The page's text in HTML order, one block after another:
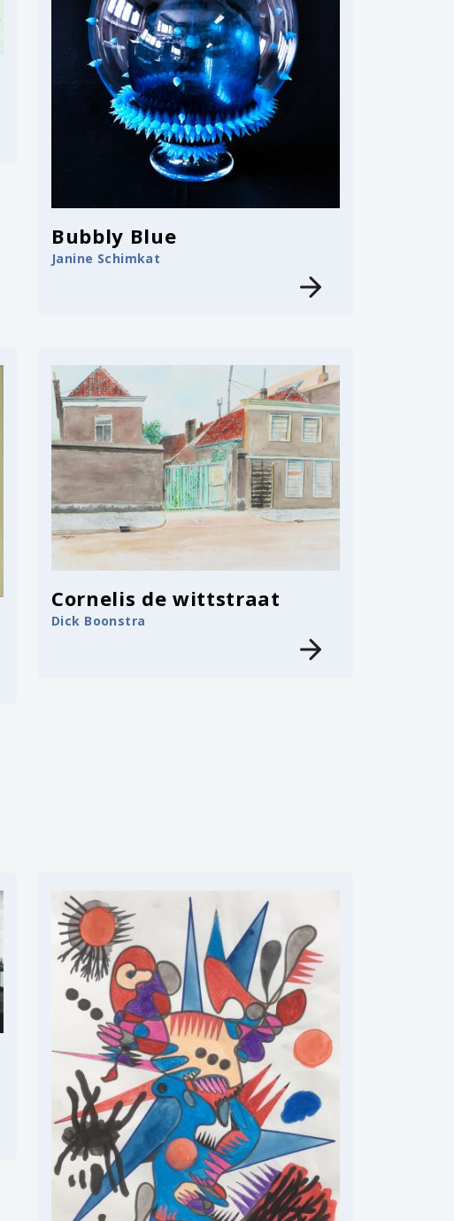
Bubbly Blue
Janine Schimkat
Cornelis de wittstraat
Dick Boonstra